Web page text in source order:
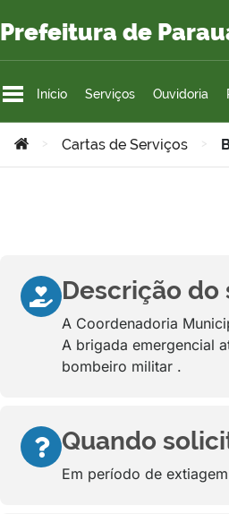
Prefeitura de
Início Serviços Ouvidoria
Você está aqui:
> Cartas de Serviços >
Descrição do
A Coordenadoria
A brigada emergencial
bombeiro militar .
Quando
Em período de